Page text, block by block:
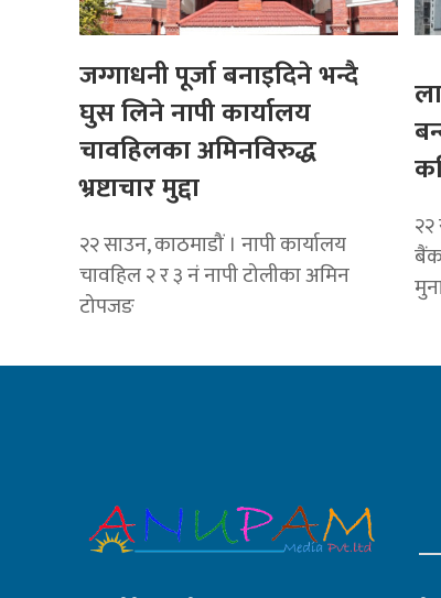
जग्गाधनी पूर्जा बनाइदिने भन्दै
घुस लिने नापी कार्यालय
चावहिलका अमिनविरुद्ध
भ्रष्टाचार मुद्दा
२२ साउन, काठमाडौं । नापी कार्यालय
चावहिल २ र ३ नं नापी टोलीका अमिन
टोपजङ